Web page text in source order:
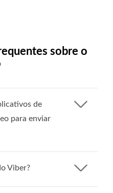
sobre o
de
para enviar
Viber?